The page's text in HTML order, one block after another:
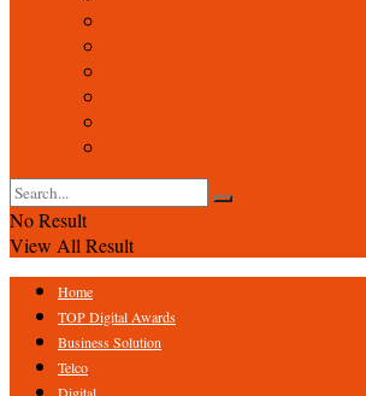
No Result
View All Result
Home
TOP Digital Awards
Business Solution
Telco